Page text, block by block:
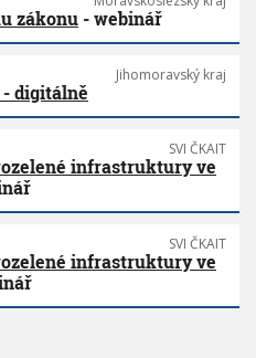
zákonu - webinář
Jihomoravský kraj
digitálně
SVI ČKAIT
infrastruktury ve
SVI ČKAIT
infrastruktury ve